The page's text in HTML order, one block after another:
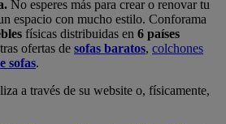
No esperes más para crear o renovar tu
espacio con mucho estilo. Conforama
físicas distribuidas en 6 países
ofertas de sofas baratos, colchones
sofas.
a través de su website o, físicamente,